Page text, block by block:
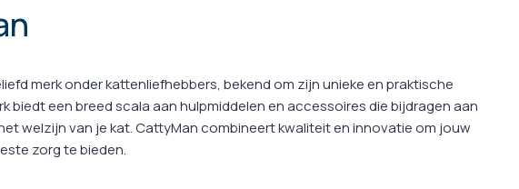
Oogverzorging
Huidverzorging
Vachtverzorging
Ontworming
Medische Hulpmiddelen
merk onder kattenliefhebbers, bekend om zijn unieke en praktische
biedt een breed scala aan hulpmiddelen en accessoires die bijdragen aan
welzijn van je kat. CattyMan combineert kwaliteit en innovatie om jouw
zorg te bieden.